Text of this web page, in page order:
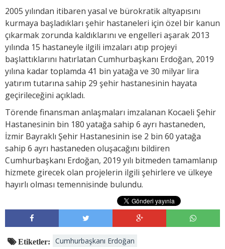
2005 yılından itibaren yasal ve bürokratik altyapısını
kurmaya başladıkları şehir hastaneleri için özel bir kanun
çıkarmak zorunda kaldıklarını ve engelleri aşarak 2013
yılında 15 hastaneyle ilgili imzaları atıp projeyi
başlattıklarını hatırlatan Cumhurbaşkanı Erdoğan, 2019
yılına kadar toplamda 41 bin yatağa ve 30 milyar lira
yatırım tutarına sahip 29 şehir hastanesinin hayata
geçirileceğini açıkladı.
Törende finansman anlaşmaları imzalanan Kocaeli Şehir
Hastanesinin bin 180 yatağa sahip 6 ayrı hastaneden,
İzmir Bayraklı Şehir Hastanesinin ise 2 bin 60 yatağa
sahip 6 ayrı hastaneden oluşacağını bildiren
Cumhurbaşkanı Erdoğan, 2019 yılı bitmeden tamamlanıp
hizmete girecek olan projelerin ilgili şehirlere ve ülkeye
hayırlı olması temennisinde bulundu.
Etiketler:
Cumhurbaşkanı Erdoğan